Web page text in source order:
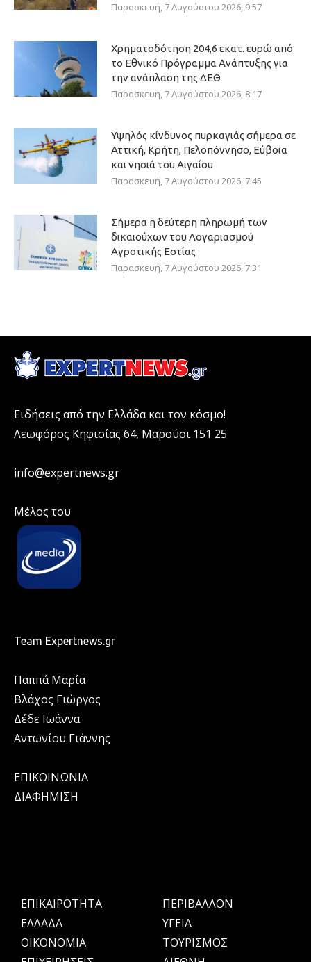
Παρασκευή, 7 Αυγούστου 2026, 9:57
Χρηματοδότηση 204,6 εκατ. ευρώ από
το Εθνικό Πρόγραμμα Ανάπτυξης για
την ανάπλαση της ΔΕΘ
Παρασκευή, 7 Αυγούστου 2026, 8:17
Υψηλός κίνδυνος πυρκαγιάς σήμερα σε
Αττική, Κρήτη, Πελοπόννησο, Εύβοια
και νησιά του Αιγαίου
Παρασκευή, 7 Αυγούστου 2026, 7:45
Σήμερα η δεύτερη πληρωμή των
δικαιούχων του Λογαριασμού
Αγροτικής Εστίας
Παρασκευή, 7 Αυγούστου 2026, 7:31
Ειδήσεις από την Ελλάδα και τον κόσμο!
Λεωφόρος Κηφισίας 64, Μαρούσι 151 25
info@expertnews.gr
Μέλος του
Team Expertnews.gr
Παππά Μαρία
Βλάχος Γιώργος
Δέδε Ιωάννα
Αντωνίου Γιάννης
ΕΠΙΚΟΙΝΩΝΙΑ
ΔΙΑΦΗΜΙΣΗ
ΕΠΙΚΑΙΡΟΤΗΤΑ
ΕΛΛΑΔΑ
OIKONOMIA
ΠΕΡΙΒΑΛΛΟΝ
ΥΓΕΙΑ
ΤΟΥΡΙΣΜΟΣ